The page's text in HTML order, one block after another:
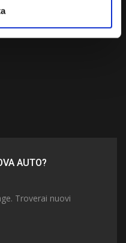
AUTO?
Troverai nuovi